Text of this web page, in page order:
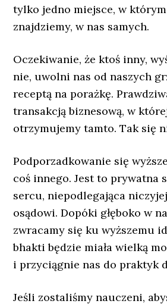
tylko jedno miejsce, w
znajdziemy, w nas samych.
Oczekiwanie, że ktoś inny,
nie, uwolni nas od naszych
receptą na porażkę.
transakcją biznesową, w
otrzymujemy tamto. Tak się
Podporzadkowanie się
coś innego. Jest to prywatna
sercu, niepodlegająca
osądowi. Dopóki głęboko w
zwracamy się ku wyższemu
bhakti będzie miała wielką
i przyciągnie nas do praktyk
Jeśli zostaliśmy nauczeni,